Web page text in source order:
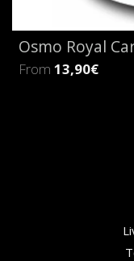
Osmo Royal
From 13,90€